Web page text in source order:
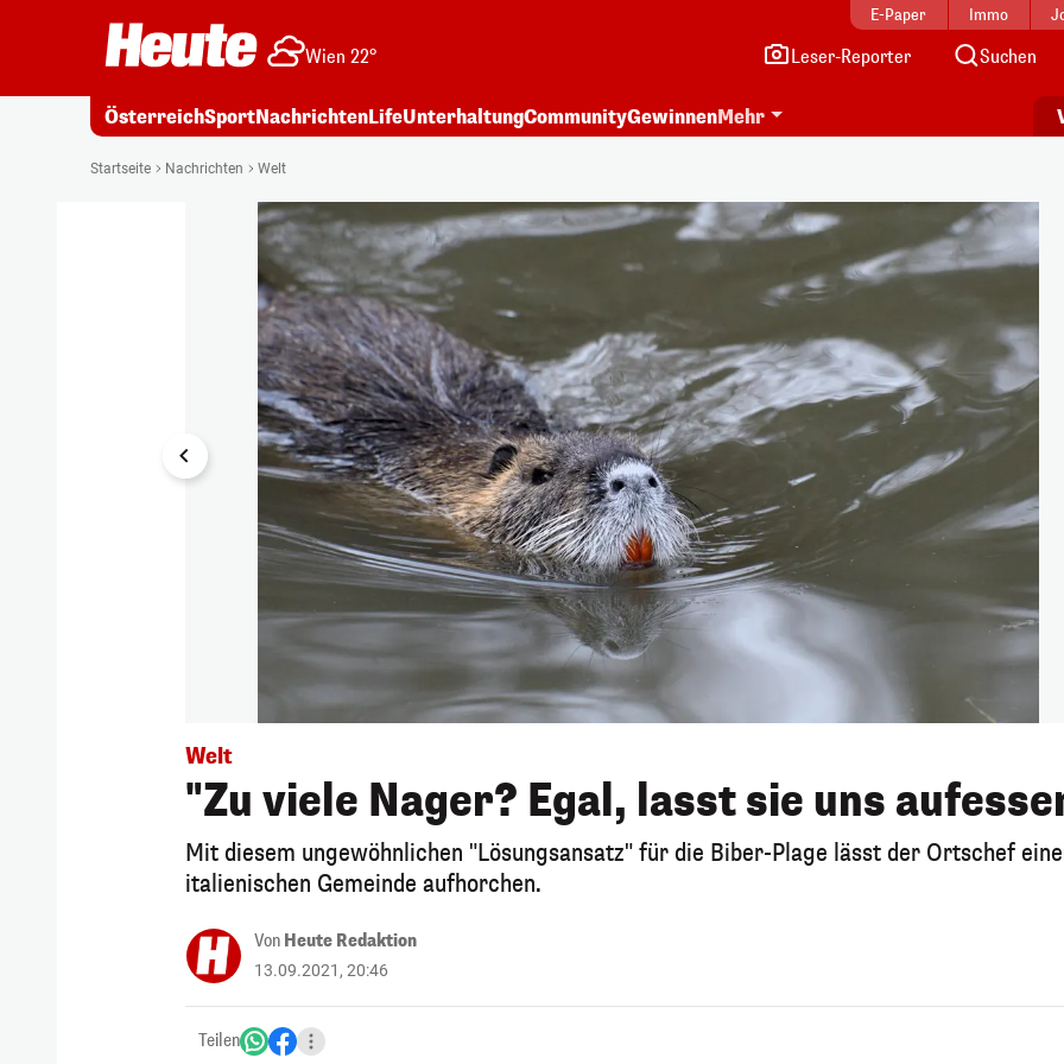
E-Paper Immo
Wien 22° Leser-Reporter Suchen
ÖsterreichSportNachrichtenLifeUnterhaltungCommunityGewinnenMehr
Startseite Nachrichten Welt
1/6
Welt
"Zu viele Nager? Egal, lasst sie uns
Mit diesem ungewöhnlichen "Lösungsansatz" für die Biber-Plage lässt der Ortschef
italienischen Gemeinde aufhorchen.
Von Heute Redaktion
13.09.2021, 20:46
Teilen